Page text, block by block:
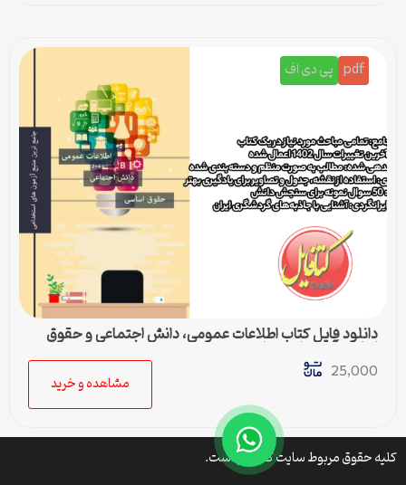
pdf پی دی اف
دانلود فایل کتاب اطلاعات عمومی، دانش اجتماعی و حقوق
اساسی آزمون استخدامی
25,000
مشاهده و خرید
کلیه حقوق مربوط سایت کتافایل است.